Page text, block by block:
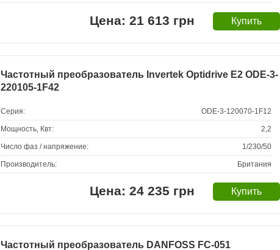
21 613 грн
Частотный преобразователь Invertek Optidrive E2 ODE-3-
220105-1F42
Серия: ODE-3-120070-1F12
Мощность, Квт: 2,2
Число фаз / напряжение: 1/230/50
Производитель: Британия
24 235 грн
Частотный преобразователь DANFOSS FC-051